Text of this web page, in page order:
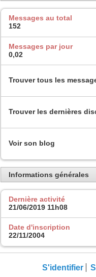
Messages au total
152
Messages par jour
0,02
Trouver tous les
Trouver les dernières
Voir son blog
Informations générales
Dernière activité
21/06/2019 11h08
Date d'inscription
22/11/2004
S'identifier